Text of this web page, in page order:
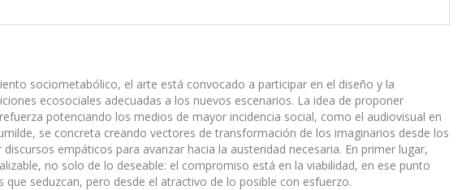
sociometabólico, el arte está convocado a participar en el diseño y la
ecosociales adecuadas a los nuevos escenarios. La idea de proponer
potenciando los medios de mayor incidencia social, como el audiovisual en
se concreta creando vectores de transformación de los imaginarios desde los
empáticos para avanzar hacia la austeridad necesaria. En primer lugar,
no solo de lo deseable: el compromiso está en la viabilidad, en ese punto
seduzcan, pero desde el atractivo de lo posible con esfuerzo.